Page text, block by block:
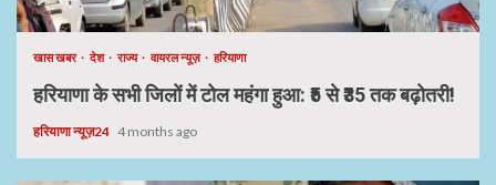
खास खबर देश राज्य वायरल न्यूज़ हरियाणा
हरियाणा के सभी जिलों में टोल महंगा हुआ: ₹5 से ₹35 तक बढ़ोतरी!
हरियाणा न्यूज़24 4 months ago